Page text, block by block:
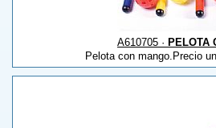
A610705 · PELOTA
Pelota con mango.Precio